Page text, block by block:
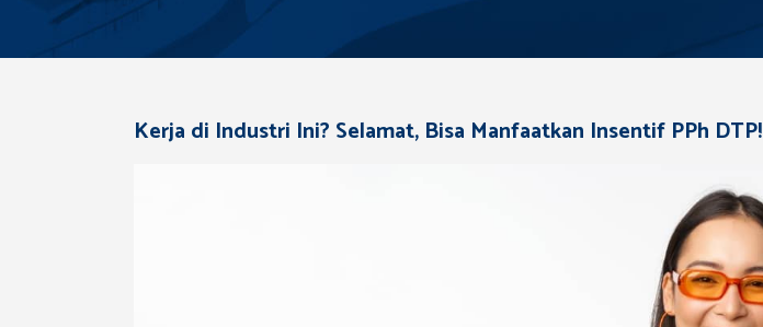
Kerja di Industri Ini? Selamat, Bisa Manfaatkan Insentif PPh DTP!